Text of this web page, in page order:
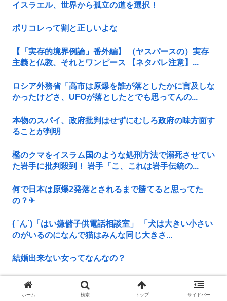
イスラエル、世界から孤立の道を選択！
ポリコレって割と正しいよな
【「実存的境界例論」番外編】 （ヤスパースの）実存
主義と仏教、それとワンピース 【ネタバレ注意】...
ロシア外務省「高市は原爆を誰が落としたかに言及しな
かったけどさ、UFOが落としたとでも思ってんの...
本物のスパイ、政府批判はせずにむしろ政府の味方面す
ることが判明
檻のクマをイスラム国のような処刑方法で溺死させてい
た岩手に批判殺到！ 岩手「こ、これは岩手伝統の...
何で日本は原爆2発落とされるまで勝てると思ってた
の？‎✈
( ´ん`)「はい嫌儲子供電話相談室」 「犬は大きい小さい
のがいるのになんで猫はみんな同じ大きさ...
結婚出来ない女ってなんなの？
戦争になったら国に心臓を捧げるかランキング1位グエ
ン 最下位ジャップ
ホーム 検索 トップ サイドバー